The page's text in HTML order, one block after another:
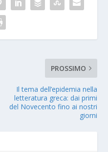
PROSSIMO
Il tema dell’epidemia nella
letteratura greca: dai primi
del Novecento fino ai nostri
giorni